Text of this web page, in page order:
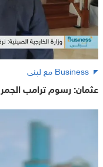
Business مع لبنى
عثمان: رسوم ترامب